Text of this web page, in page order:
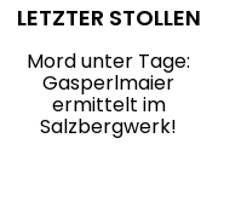
LETZTER STOLLEN
Mord unter Tage:
Gasperlmaier
ermittelt im
Salzbergwerk!